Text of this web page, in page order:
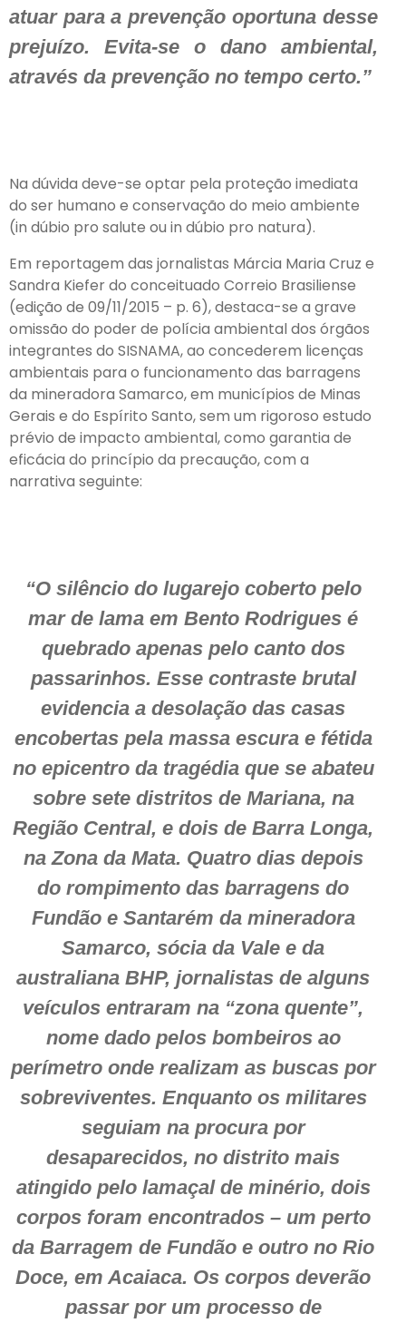
atuar para a prevenção oportuna desse
prejuízo. Evita-se o dano ambiental,
através da prevenção no tempo certo.”
Na dúvida deve-se optar pela proteção imediata
do ser humano e conservação do meio ambiente
(in dúbio pro salute ou in dúbio pro natura).
Em reportagem das jornalistas Márcia Maria Cruz e
Sandra Kiefer do conceituado Correio Brasiliense
(edição de 09/11/2015 – p. 6), destaca-se a grave
omissão do poder de polícia ambiental dos órgãos
integrantes do SISNAMA, ao concederem licenças
ambientais para o funcionamento das barragens
da mineradora Samarco, em municípios de Minas
Gerais e do Espírito Santo, sem um rigoroso estudo
prévio de impacto ambiental, como garantia de
eficácia do princípio da precaução, com a
narrativa seguinte:
“O silêncio do lugarejo coberto pelo
mar de lama em Bento Rodrigues é
quebrado apenas pelo canto dos
passarinhos. Esse contraste brutal
evidencia a desolação das casas
encobertas pela massa escura e fétida
no epicentro da tragédia que se abateu
sobre sete distritos de Mariana, na
Região Central, e dois de Barra Longa,
na Zona da Mata. Quatro dias depois
do rompimento das barragens do
Fundão e Santarém da mineradora
Samarco, sócia da Vale e da
australiana BHP, jornalistas de alguns
veículos entraram na “zona quente”,
nome dado pelos bombeiros ao
perímetro onde realizam as buscas por
sobreviventes. Enquanto os militares
seguiam na procura por
desaparecidos, no distrito mais
atingido pelo lamaçal de minério, dois
corpos foram encontrados – um perto
da Barragem de Fundão e outro no Rio
Doce, em Acaiaca. Os corpos deverão
passar por um processo de